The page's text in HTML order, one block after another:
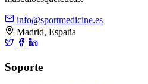
info@sportmedicine.es
Madrid, España
Soporte